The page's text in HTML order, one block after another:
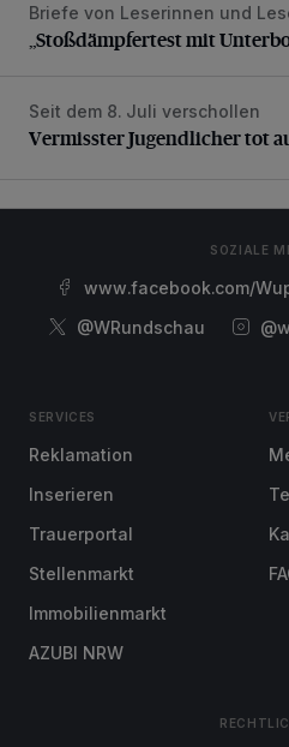
„Stoßdämpfertest mit
Briefe von Leserinnen und
„Stoßdämpfertest mit
Vermisster Jugendlicher tot
Seit dem 8. Juli verschollen
Vermisster Jugendlicher tot
SOZIALE
www.facebook.com/
@WRundschau
SERVICES
Reklamation
Inserieren
Trauerportal
Stellenmarkt
Immobilienmarkt
AZUBI NRW